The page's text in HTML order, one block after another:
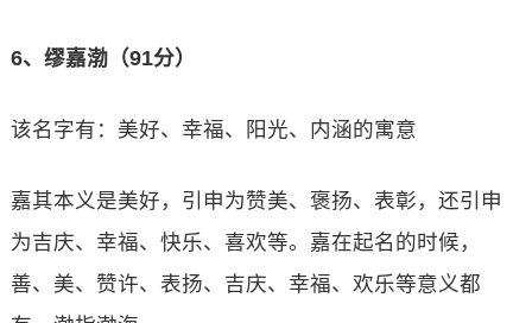
6、缪嘉渤（91分）
该名字有：美好、幸福、阳光、内涵的寓意
嘉其本义是美好，引申为赞美、褒扬、表彰，还引申
为吉庆、幸福、快乐、喜欢等。嘉在起名的时候，
善、美、赞许、表扬、吉庆、幸福、欢乐等意义都